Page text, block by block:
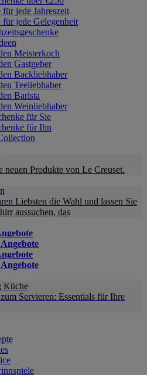
für jede Jahreszeit
für jede Gelegenheit
Meisterkoch
Gastgeber
Backliebhaber
Teeliebhaber
Barista
Weinliebhaber
für Sie
für Ihn
neuen Produkte von Le Creuset.
Liebsten die Wahl und lassen Sie
aussuchen, das
Küche
Servieren: Essentials für Ihre